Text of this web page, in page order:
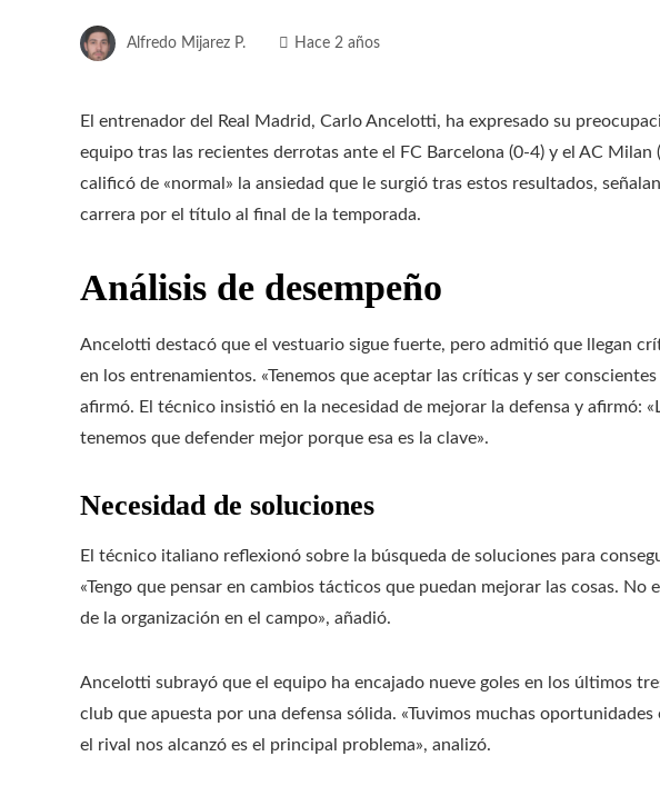
Alfredo Mijarez P. Hace 2 años
El entrenador del Real Madrid, Carlo Ancelotti, ha expresado su
equipo tras las recientes derrotas ante el FC Barcelona (0-4) y el AC Milan
calificó de «normal» la ansiedad que le surgió tras estos resultados,
carrera por el título al final de la temporada.
Análisis de desempeño
Ancelotti destacó que el vestuario sigue fuerte, pero admitió que llegan
en los entrenamientos. «Tenemos que aceptar las críticas y ser
afirmó. El técnico insistió en la necesidad de mejorar la defensa y afirmó:
tenemos que defender mejor porque esa es la clave».
Necesidad de soluciones
El técnico italiano reflexionó sobre la búsqueda de soluciones para
«Tengo que pensar en cambios tácticos que puedan mejorar las cosas. No
de la organización en el campo», añadió.
Ancelotti subrayó que el equipo ha encajado nueve goles en los últimos
club que apuesta por una defensa sólida. «Tuvimos muchas
el rival nos alcanzó es el principal problema», analizó.